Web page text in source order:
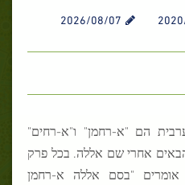
2026/08/07
הם "א-רחמן" ו"א-רחים"
אחרי שם אללה. בכל פרק
אומרים "בסם אללה א-רחמן